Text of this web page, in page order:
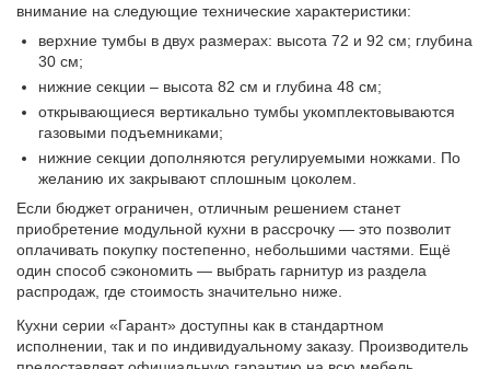
внимание на следующие технические характеристики:
верхние тумбы в двух размерах: высота 72 и 92 см; глубина
30 см;
нижние секции – высота 82 см и глубина 48 см;
открывающиеся вертикально тумбы укомплектовываются
газовыми подъемниками;
нижние секции дополняются регулируемыми ножками. По
желанию их закрывают сплошным цоколем.
Если бюджет ограничен, отличным решением станет
приобретение модульной кухни в рассрочку — это позволит
оплачивать покупку постепенно, небольшими частями. Ещё
один способ сэкономить — выбрать гарнитур из раздела
распродаж, где стоимость значительно ниже.
Кухни серии «Гарант» доступны как в стандартном
исполнении, так и по индивидуальному заказу. Производитель